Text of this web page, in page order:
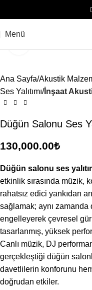
Menü
Ana Sayfa Akustik
Ses Yalıtımı İnşaat
Düğün Salonu Ses
130,000.00₺
Düğün salonu ses
etkinlik sırasında müzik,
rahatsız edici yankıdan
sağlamak; aynı zamanda
engelleyerek çevresel
tasarlanmış, yüksek
Canlı müzik, DJ
gerçekleştiği düğün
davetlilerin konforunu
doğrudan etkiler.